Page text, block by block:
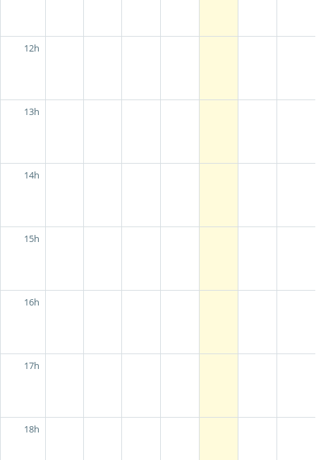
12h
13h
14h
15h
16h
17h
18h